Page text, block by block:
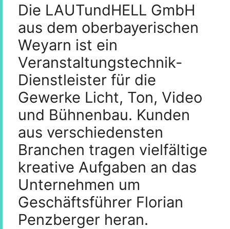
Die LAUTundHELL GmbH
aus dem oberbayerischen
Weyarn ist ein
Veranstaltungstechnik-
Dienstleister für die
Gewerke Licht, Ton, Video
und Bühnenbau. Kunden
aus verschiedensten
Branchen tragen vielfältige
kreative Aufgaben an das
Unternehmen um
Geschäftsführer Florian
Penzberger heran.